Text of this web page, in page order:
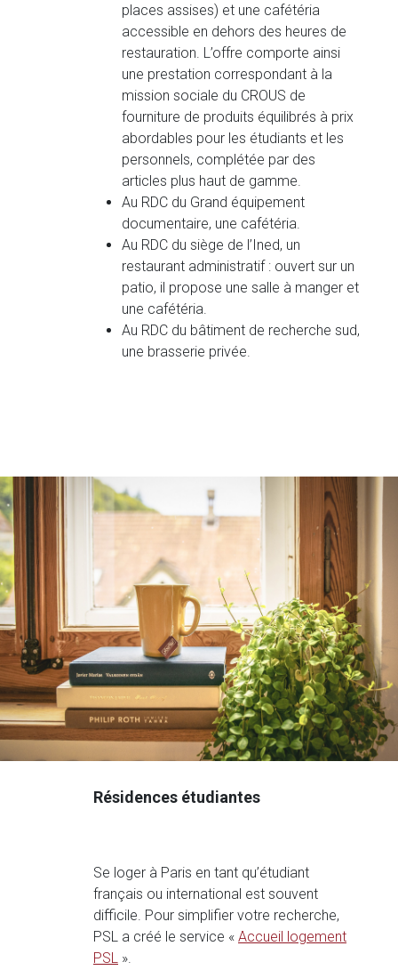
places assises) et une cafétéria
accessible en dehors des heures de
restauration. L’offre comporte ainsi
une prestation correspondant à la
mission sociale du CROUS de
fourniture de produits équilibrés à prix
abordables pour les étudiants et les
personnels, complétée par des
articles plus haut de gamme.
Au RDC du Grand équipement
documentaire, une cafétéria.
Au RDC du siège de l’Ined, un
restaurant administratif : ouvert sur un
patio, il propose une salle à manger et
une cafétéria.
Au RDC du bâtiment de recherche sud,
une brasserie privée.
Résidences étudiantes
Se loger à Paris en tant qu’étudiant
français ou international est souvent
difficile. Pour simplifier votre recherche,
PSL a créé le service « Accueil logement
PSL ».